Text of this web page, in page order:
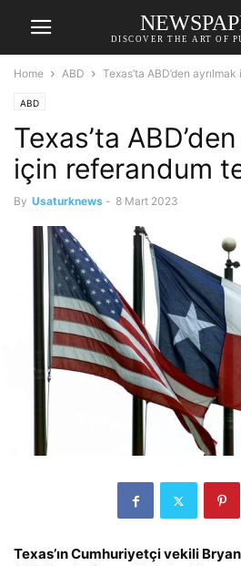
DISCOVER THE ART OF
Home ABD Texas’ta ABD’den
ABD
Texas’ta
için referandum
By Usaturknews - 8 Mart 2023
Texas’ın Cumhuriyetçi vekili